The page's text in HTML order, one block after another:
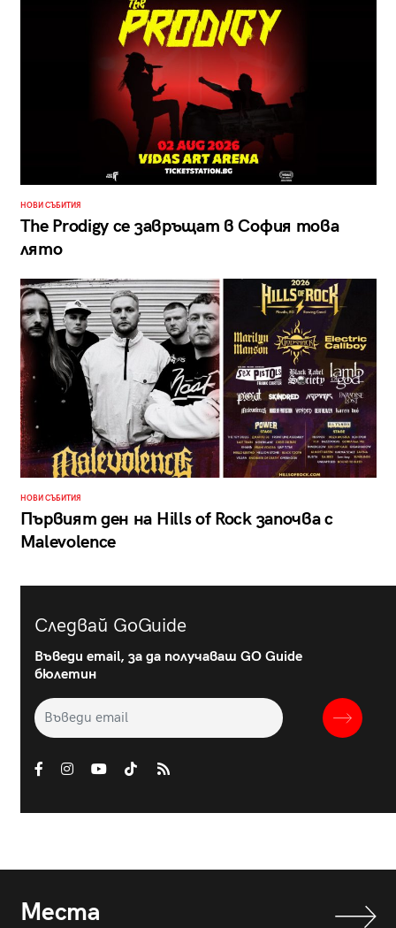
НОВИ СЪБИТИЯ
The Prodigy се завръщат в София това
лято
НОВИ СЪБИТИЯ
Първият ден на Hills of Rock започва с
Malevolence
Следвай GoGuide
Въведи email, за да получаваш GO Guide
бюлетин
Места